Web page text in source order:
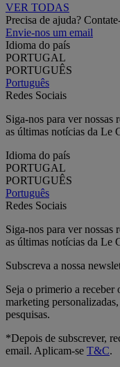
VER TODAS
Precisa de ajuda?
Envie-nos um email
Idioma do país
PORTUGAL
PORTUGUÊS
Português
Redes Sociais
Siga-nos para ver nossas
as últimas notícias da Le
Idioma do país
PORTUGAL
PORTUGUÊS
Português
Redes Sociais
Siga-nos para ver nossas
as últimas notícias da Le
Subscreva a nossa
Seja o primerio a receber
marketing
pesquisas.
*Depois de subscrever,
email. Aplicam-se T&C.